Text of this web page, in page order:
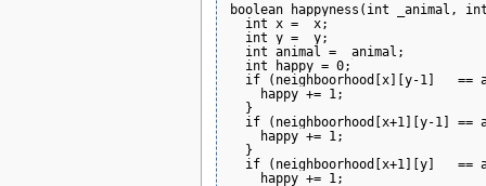
boolean happyness(int _animal,
  int x = _x;
  int y = _y;
  int animal = _animal;
  int happy = 0;
if (neighboorhood[x][y-1]   ==
    happy += 1;
  }
if (neighboorhood[x+1][y-1] ==
    happy += 1;
  }
if (neighboorhood[x+1][y]   ==
    happy += 1;